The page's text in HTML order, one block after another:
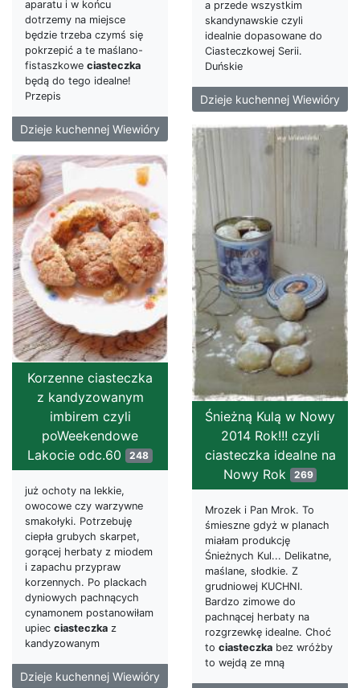
a przede wszystkim
skandynawskie czyli
idealnie dopasowane do
Ciasteczkowej Serii.
Duńskie
Dzieje kuchennej Wiewióry
aparatu i w końcu
dotrzemy na miejsce
będzie trzeba czymś się
pokrzepić a te maślano-
fistaszkowe ciasteczka
będą do tego idealne!
Przepis
Dzieje kuchennej Wiewióry
Śnieżną Kulą w Nowy
2014 Rok!!! czyli
ciasteczka idealne na
Nowy Rok
269
Mrozek i Pan Mrok. To
śmieszne gdyż w planach
miałam produkcję
Śnieżnych Kul... Delikatne,
maślane, słodkie. Z
grudniowej KUCHNI.
Bardzo zimowe do
pachnącej herbaty na
rozgrzewkę idealne. Choć
to ciasteczka bez wróżby
to wejdą ze mną
Korzenne ciasteczka
z kandyzowanym
imbirem czyli
poWeekendowe
Lakocie odc.60 248
już ochoty na lekkie,
owocowe czy warzywne
smakołyki. Potrzebuję
ciepła grubych skarpet,
gorącej herbaty z miodem
i zapachu przypraw
korzennych. Po plackach
dyniowych pachnących
cynamonem postanowiłam
upiec ciasteczka z
kandyzowanym
Dzieje kuchennej Wiewióry